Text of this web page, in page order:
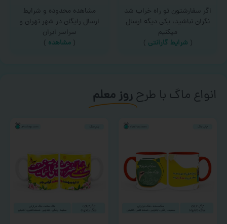
اگر سفارشتون تو راه خراب شد
نگران نباشید، یکی دیگه ارسال
میکنیم
( شرایط گارانتی )
مشاهده محدوده و شرایط
ارسال رایگان در شهر تهران و
سراسر ایران
(مشاهده )
انواع ماگ با طرحروز معلم